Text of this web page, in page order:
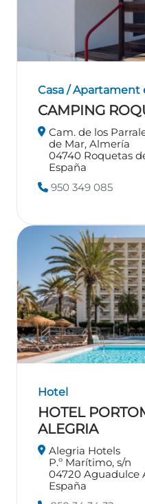
Casa / Apartament
CAMPING
Cam. de los
de Mar, Almería
04740 Roquetas
España
950 349 085
Hotel
HOTEL
ALEGRIA
Alegria Hotels
P.º Marítimo, s/n
04720 Aguadulce
España